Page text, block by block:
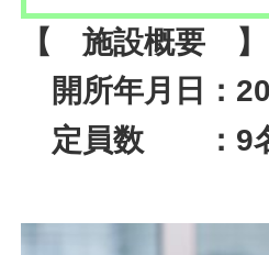
【 施設概要 】
開所年月日：
定員数 ：9